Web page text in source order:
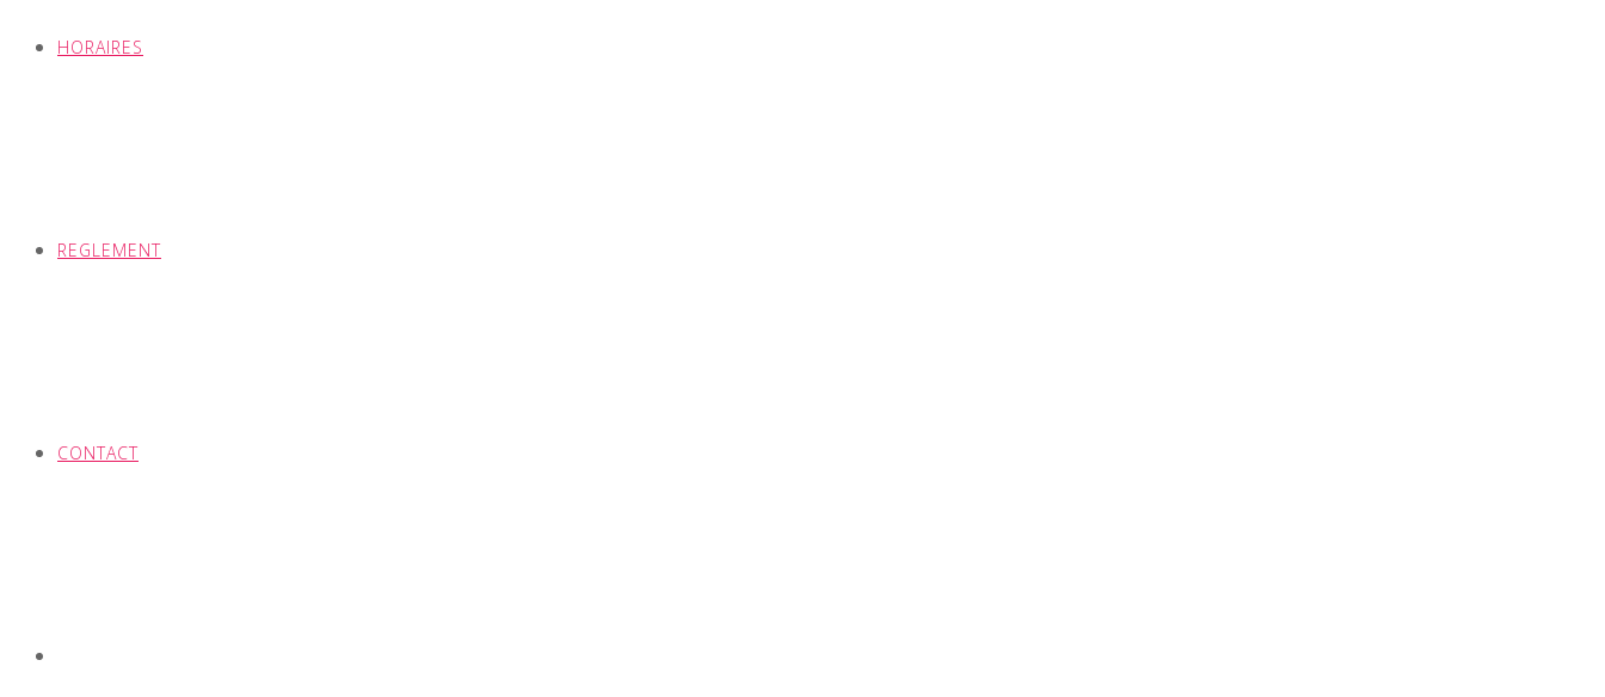
HORAIRES
REGLEMENT
CONTACT